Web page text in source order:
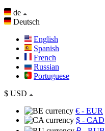
de
Deutsch
English
Spanish
French
Russian
Portuguese
$ USD
€ - EUR
$ - CAD